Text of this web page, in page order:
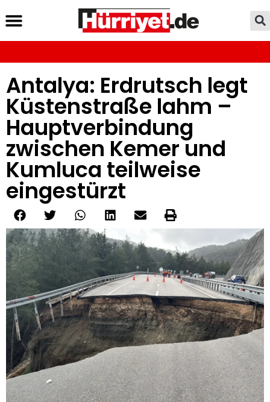
Antalya: Erdrutsch legt
Küstenstraße lahm –
Hauptverbindung
zwischen Kemer und
Kumluca teilweise
eingestürzt